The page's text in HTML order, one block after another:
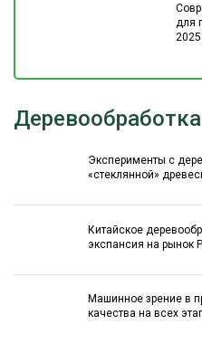
для
2025
Деревообработка
Эксперименты с
«стеклянной»
Китайское
экспансия на рынок
Машинное зрение в
качества на всех